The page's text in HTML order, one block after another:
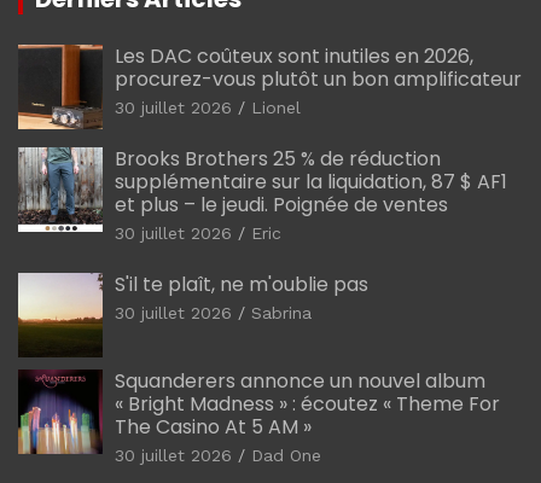
Les DAC coûteux sont inutiles en 2026,
procurez-vous plutôt un bon amplificateur
30 juillet 2026 Lionel
Brooks Brothers 25 % de réduction
supplémentaire sur la liquidation, 87 $ AF1
et plus – le jeudi. Poignée de ventes
30 juillet 2026 Eric
S'il te plaît, ne m'oublie pas
30 juillet 2026 Sabrina
Squanderers annonce un nouvel album
« Bright Madness » : écoutez « Theme For
The Casino At 5 AM »
30 juillet 2026 Dad One